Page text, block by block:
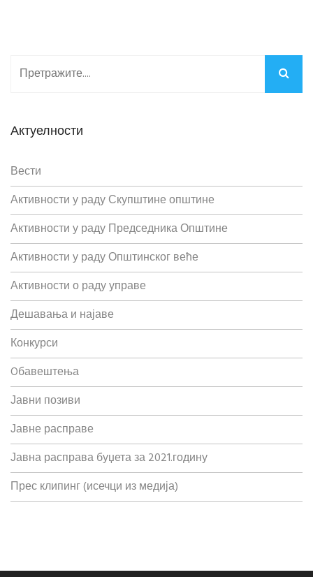
Актуелности
Вести
Активности у раду Скупштине општине
Активности у раду Председника Општине
Активности у раду Општинског веће
Активности о раду управе
Дешавања и најаве
Конкурси
Oбавештења
Јавни позиви
Јавне расправе
Јавна расправа буџета за 2021.годину
Прес клипинг (исечци из медија)